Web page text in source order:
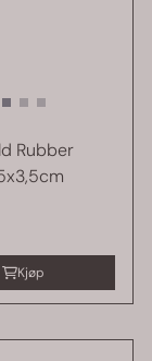
Rubber
Kjøp